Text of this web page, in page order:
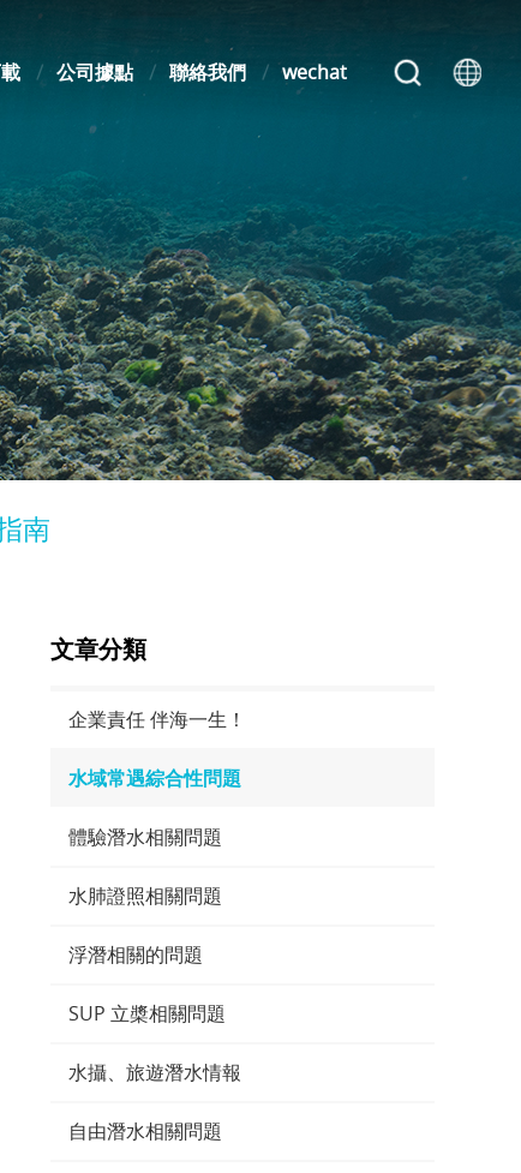
公司據點 聯絡我們 wechat
南
文章分類
企業責任 伴海一生！
水域常遇綜合性問題
體驗潛水相關問題
水肺證照相關問題
浮潛相關的問題
SUP 立槳相關問題
水攝、旅遊潛水情報
自由潛水相關問題